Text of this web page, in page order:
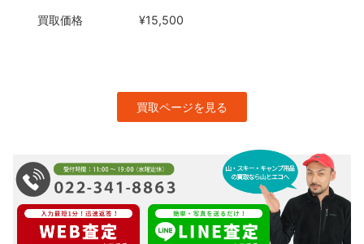
買取価格 ¥15,500
買取ページを見る